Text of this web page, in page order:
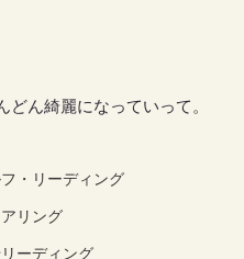
・リーディング
リング
ーディング
どん綺麗になっていって。